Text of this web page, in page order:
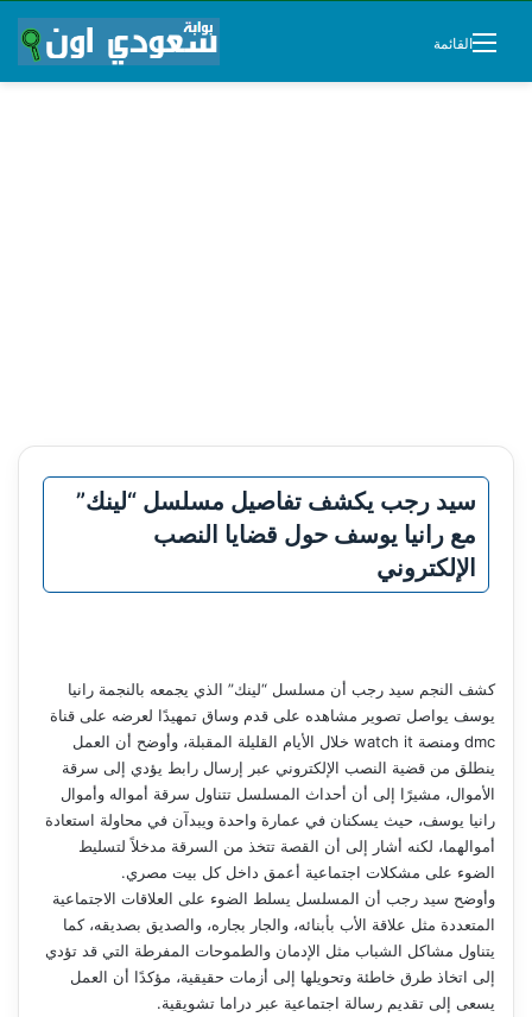
القائمة
سيد رجب يكشف تفاصيل مسلسل “لينك”
مع رانيا يوسف حول قضايا النصب
الإلكتروني
كشف النجم سيد رجب أن مسلسل “لينك” الذي يجمعه بالنجمة رانيا
يوسف يواصل تصوير مشاهده على قدم وساق تمهيدًا لعرضه على قناة
dmc ومنصة watch it خلال الأيام القليلة المقبلة، وأوضح أن العمل
ينطلق من قضية النصب الإلكتروني عبر إرسال رابط يؤدي إلى سرقة
الأموال، مشيرًا إلى أن أحداث المسلسل تتناول سرقة أمواله وأموال
رانيا يوسف، حيث يسكنان في عمارة واحدة ويبدآن في محاولة استعادة
أموالهما، لكنه أشار إلى أن القصة تتخذ من السرقة مدخلاً لتسليط
الضوء على مشكلات اجتماعية أعمق داخل كل بيت مصري.
وأوضح سيد رجب أن المسلسل يسلط الضوء على العلاقات الاجتماعية
المتعددة مثل علاقة الأب بأبنائه، والجار بجاره، والصديق بصديقه، كما
يتناول مشاكل الشباب مثل الإدمان والطموحات المفرطة التي قد تؤدي
إلى اتخاذ طرق خاطئة وتحويلها إلى أزمات حقيقية، مؤكدًا أن العمل
يسعى إلى تقديم رسالة اجتماعية عبر دراما تشويقية.